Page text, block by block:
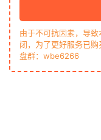
由于不可抗因素，导
闭，为了更好服务已
盘群：wbe6266